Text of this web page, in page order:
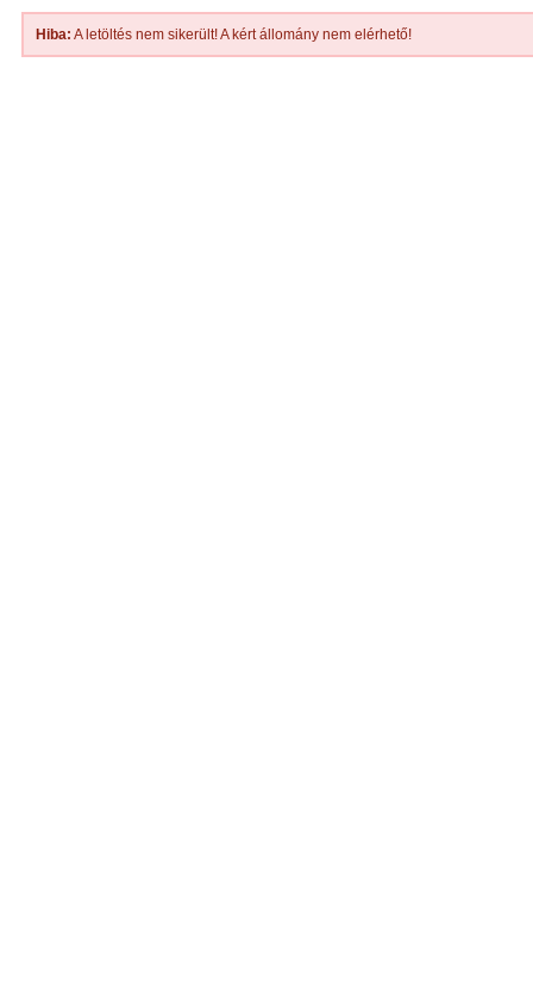
Hiba: A letöltés nem sikerült! A kért állomány nem elérhető!